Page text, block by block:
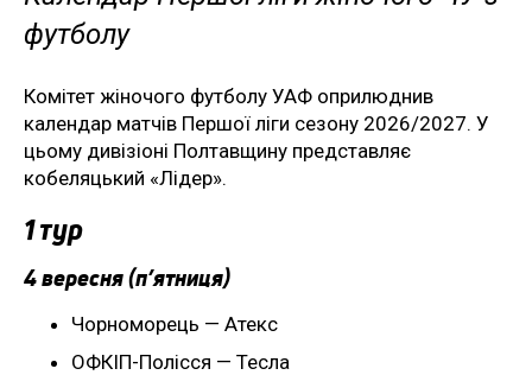
футболу
Комітет жіночого футболу УАФ оприлюднив
календар матчів Першої ліги сезону 2026/2027. У
цьому дивізіоні Полтавщину представляє
кобеляцький «Лідер».
1 тур
4 вересня (п’ятниця)
Чорноморець — Атекс
ОФКІП-Полісся — Тесла